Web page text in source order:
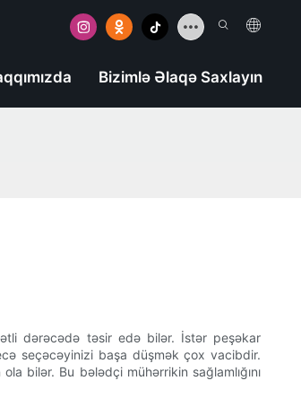
Bizimlə Əlaqə Saxlayın
dərəcədə təsir edə bilər. İstər peşəkar
seçəcəyinizi başa düşmək çox vacibdir.
bilər. Bu bələdçi mühərrikin sağlamlığını